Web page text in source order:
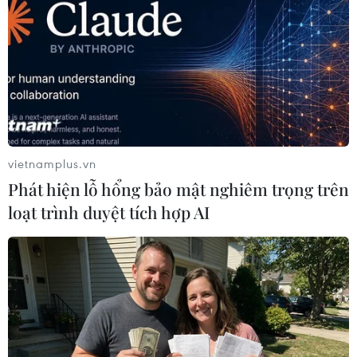
TP. Đà Nẵng Quảng Bình
Quảng Nam
Quảng Trị
TP. Huế
Theo dõi VietnamPlus
TIN LIÊN QUAN
vietnamplus.vn
Phát hiện lỗ hổng bảo mật nghiêm trọng trên
loạt trình duyệt tích hợp AI